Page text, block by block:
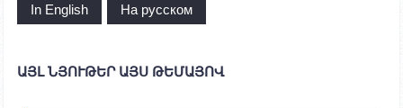
In English На русском
ԱՅԼ ՆՅՈՒԹԵՐ ԱՅՍ ԹԵՄԱՅՈՎ